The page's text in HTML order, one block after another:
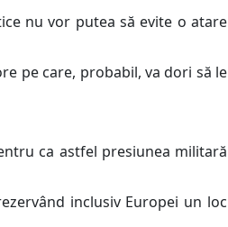
nu vor putea să evite o atare
pe care, probabil, va dori să le
ca astfel presiunea militară
inclusiv Europei un loc